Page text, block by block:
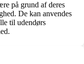
på grund af deres
De kan anvendes
til udendørs